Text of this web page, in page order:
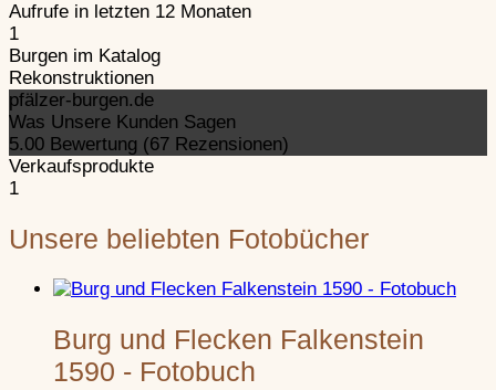
Trifels–
Burgenkunde
Aufrufe in letzten 12 Monaten
1
Burgen im Katalog
Rekonstruktionen
pfälzer-burgen.de
Was Unsere Kunden Sagen
5.00 Bewertung (67 Rezensionen)
Verkaufsprodukte
1
Unsere beliebten Fotobücher
Burg und Flecken Falkenstein
1590 - Fotobuch